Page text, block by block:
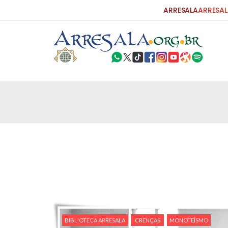
ARRESALA
na essência de todos os aspectos do Islam.
ao fim do Alcorão em que a Religião é
BIBLIOTECA ARRESALA CRENÇAS MONOTEÍSMO